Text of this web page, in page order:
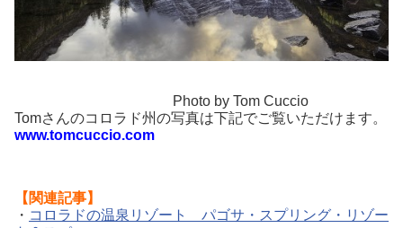
Photo by Tom Cuccio
Tomさんのコロラド州の写真は下記でご覧いただけます。
www.tomcuccio.com
【関連記事】
・ コロラドの温泉リゾート パゴサ・スプリング・リゾー